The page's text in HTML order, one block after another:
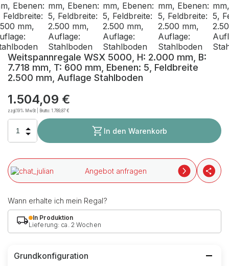
Weitspannregale WSX 5000, H: 2.000 mm, B:
7.718 mm, T: 600 mm, Ebenen: 5, Feldbreite
2.500 mm, Auflage Stahlboden
1.504,09 €
zzgl.19% MwSt | Brutto:1.789,87 €
In den Warenkorb
Angebot anfragen
Wann erhalte ich mein Regal?
In Produktion
Lieferung: ca. 2 Wochen
Grundkonfiguration